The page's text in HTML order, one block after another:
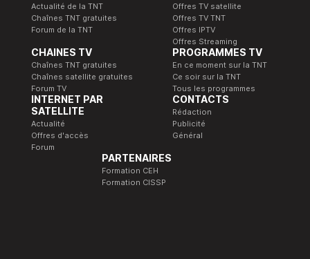
Actualité de la TNT
Chaînes TNT gratuites
Forum de la TNT
Offres TV satellite
Offres TV TNT
Offres IPTV
Offres Streaming
CHAINES TV
Chaînes TNT gratuites
Chaînes satellite gratuites
Forum TV
PROGRAMMES TV
En ce moment sur la TNT
Ce soir sur la TNT
Tous les programmes
INTERNET PAR
SATELLITE
Actualité
Offres d'accès
Forum
CONTACTS
Rédaction
Publicité
Général
PARTENAIRES
Formation CEH
Formation CISSP